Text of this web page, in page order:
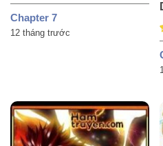
Chapter 7
12 tháng trước